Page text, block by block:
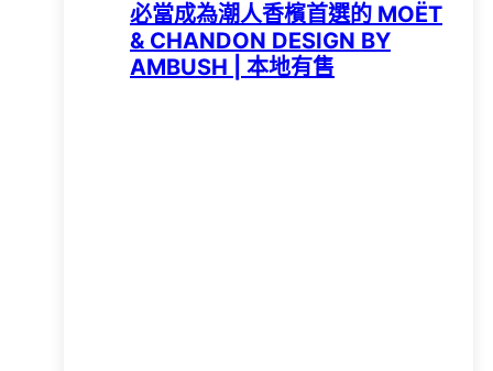
必當成為潮人香檳首選的 MOËT
& CHANDON DESIGN BY
AMBUSH | 本地有售